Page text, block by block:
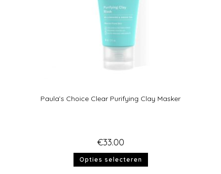
Paula’s Choice Clear Purifying Clay Masker
€33.00
Opties selecteren